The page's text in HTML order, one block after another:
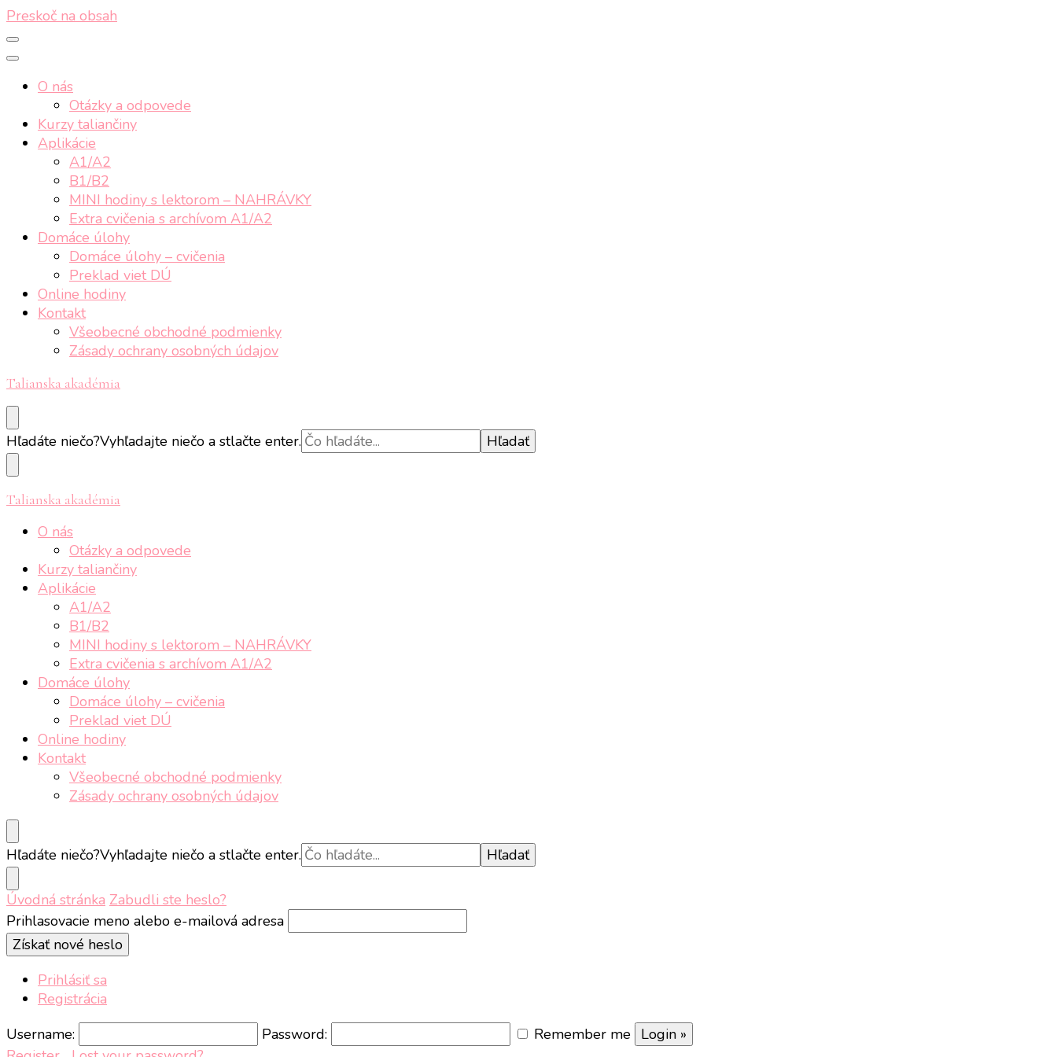
Preskoč na obsah
O nás
Otázky a odpovede
Kurzy taliančiny
Aplikácie
A1/A2
B1/B2
MINI hodiny s lektorom – NAHRÁVKY
Extra cvičenia s archívom A1/A2
Domáce úlohy
Domáce úlohy – cvičenia
Preklad viet DÚ
Online hodiny
Kontakt
Všeobecné obchodné podmienky
Zásady ochrany osobných údajov
Talianska akadémia
Hľadáte niečo?Vyhľadajte niečo a stlačte enter.
Talianska akadémia
O nás
Otázky a odpovede
Kurzy taliančiny
Aplikácie
A1/A2
B1/B2
MINI hodiny s lektorom – NAHRÁVKY
Extra cvičenia s archívom A1/A2
Domáce úlohy
Domáce úlohy – cvičenia
Preklad viet DÚ
Online hodiny
Kontakt
Všeobecné obchodné podmienky
Zásady ochrany osobných údajov
Hľadáte niečo?Vyhľadajte niečo a stlačte enter.
Úvodná stránka Zabudli ste heslo?
Prihlasovacie meno alebo e-mailová adresa
Získať nové heslo
Prihlásiť sa
Registrácia
Username:
Password:
Remember me